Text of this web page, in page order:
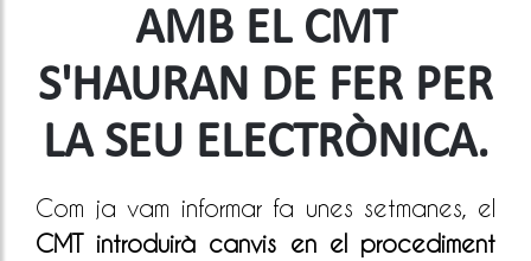
AMB EL CMT
S'HAURAN DE FER PER
LA SEU ELECTRÒNICA.
Com ja vam informar fa unes setmanes, el
CMT introduirà canvis en el procediment